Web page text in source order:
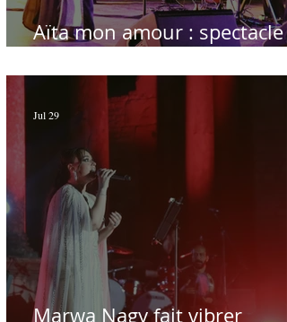
Aïta mon amour : spectacle
Marwa Nagy fait vibrer
Jul 29